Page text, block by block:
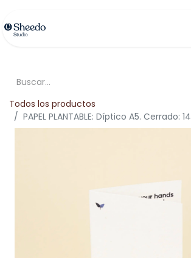
Todos los productos
PAPEL PLANTABLE: Díptico A5. Cerrado: